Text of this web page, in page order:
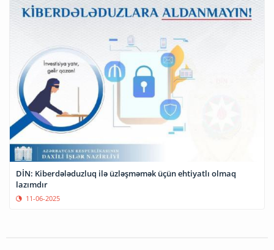
DİN: Kiberdələduzluq ilə üzləşməmək üçün ehtiyatlı olmaq
lazımdır
11-06-2025